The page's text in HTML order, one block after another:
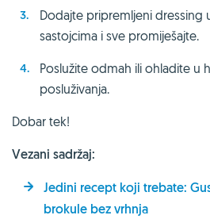
Dodajte pripremljeni dressing
sastojcima i sve promiješajte.
Poslužite odmah ili ohladite u
posluživanja.
Dobar tek!
Vezani sadržaj:
Jedini recept koji trebate:
brokule bez vrhnja